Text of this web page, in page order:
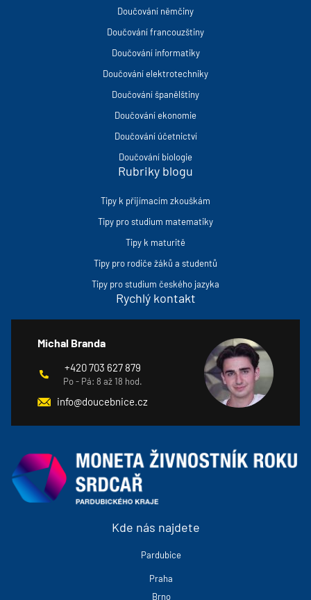
Doučování němčiny
Doučování francouzštiny
Doučování informatiky
Doučování elektrotechniky
Doučování španělštiny
Doučování ekonomie
Doučování účetnictví
Doučování biologie
Rubriky blogu
Tipy k přijímacím zkouškám
Tipy pro studium matematiky
Tipy k maturitě
Tipy pro rodiče žáků a studentů
Tipy pro studium českého jazyka
Rychlý kontakt
Michal Branda
+420 703 627 879
Po - Pá: 8 až 18 hod.
info@doucebnice.cz
Kde nás najdete
Pardubice
Praha
Brno